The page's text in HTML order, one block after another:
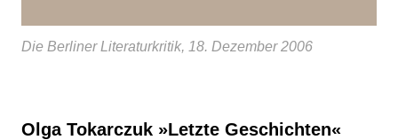
Die Berliner Literaturkritik, 18. Dezember 2006
Olga Tokarczuk »Letzte Geschichten«